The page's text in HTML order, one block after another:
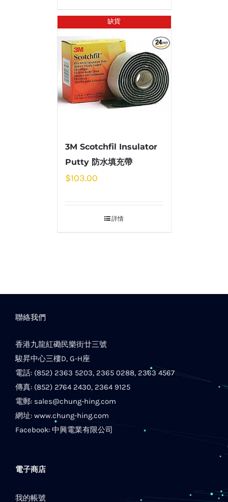
缺貨
3M Scotchfil Insulator
Putty 防水填充帶
$103.00
詳情
聯絡我們
香港九龍紅磡民樂街廿三號
駿昇中心三樓D, G-H座
電話: (852) 2363 5203, 2365 0288, 2363 4567
傳真: (852) 2764 2430, 2364 9125
電郵: sales@chung-hing.com
網址: www.chung-hing.com
Facebook: 中興電業有限公司
電子商店
我的帳號